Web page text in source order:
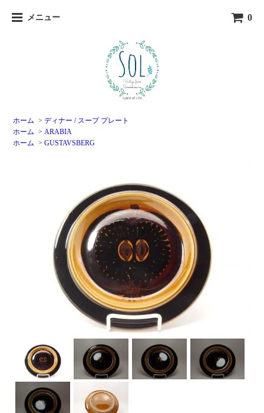
メニュー 0
ホーム >ディナー / スープ プレート
ホーム > ARABIA
ホーム >GUSTAVSBERG